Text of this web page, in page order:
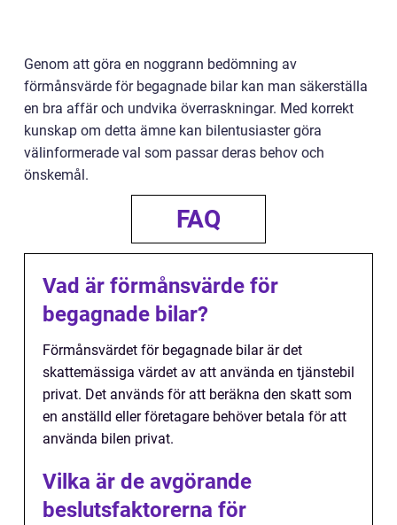
Genom att göra en noggrann bedömning av
förmånsvärde för begagnade bilar kan man säkerställa
en bra affär och undvika överraskningar. Med korrekt
kunskap om detta ämne kan bilentusiaster göra
välinformerade val som passar deras behov och
önskemål.
FAQ
Vad är förmånsvärde för
begagnade bilar?
Förmånsvärdet för begagnade bilar är det
skattemässiga värdet av att använda en tjänstebil
privat. Det används för att beräkna den skatt som
en anställd eller företagare behöver betala för att
använda bilen privat.
Vilka är de avgörande
beslutsfaktorerna för